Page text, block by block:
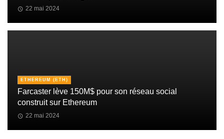
22 mai 2024
ETHEREUM (ETH)
Farcaster lève 150M$ pour son réseau social
construit sur Ethereum
22 mai 2024